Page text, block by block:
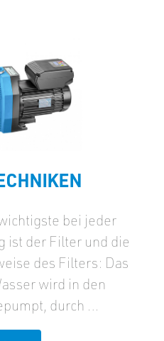
bei jeder
ist der Filter und die
des Filters: Das
wird in den
durch …